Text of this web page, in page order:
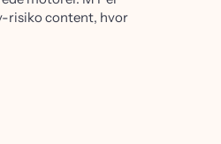
risiko content, hvor